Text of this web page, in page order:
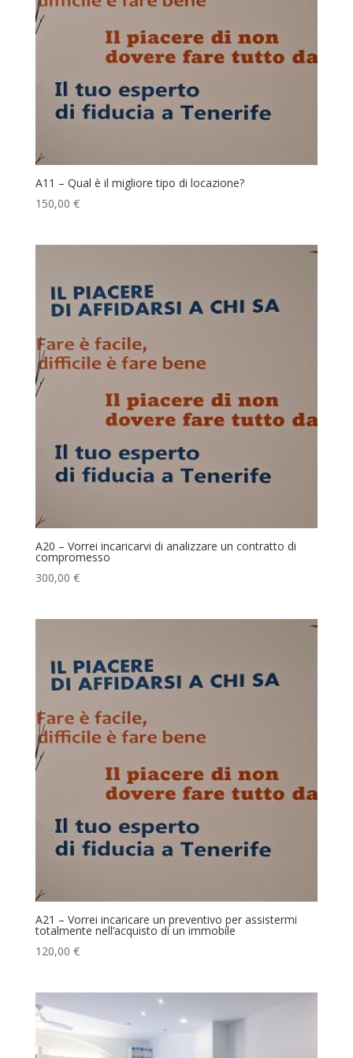
A11 – Qual è il migliore tipo di locazione?
150,00 €
A20 – Vorrei incaricarvi di analizzare un contratto di
compromesso
300,00 €
A21 – Vorrei incaricare un preventivo per assistermi
totalmente nell’acquisto di un immobile
120,00 €